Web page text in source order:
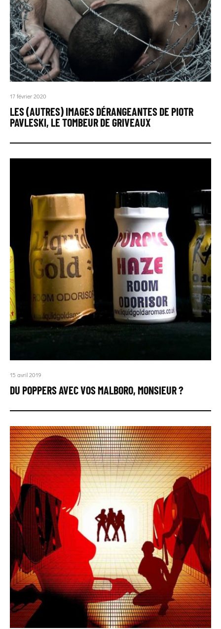
17 février 2020
LES (AUTRES) IMAGES DÉRANGEANTES DE PIOTR
PAVLESKI, LE TOMBEUR DE GRIVEAUX
15 avril 2019
DU POPPERS AVEC VOS MALBORO, MONSIEUR ?